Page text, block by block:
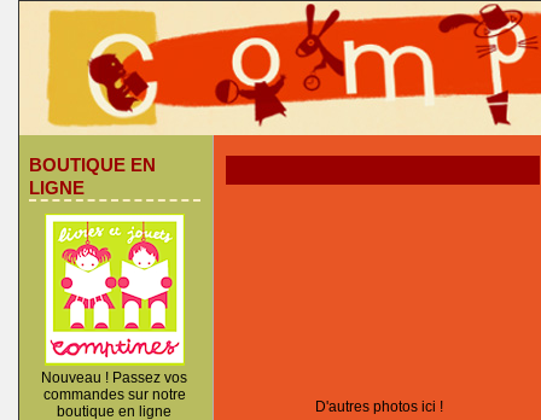
BOUTIQUE EN
LIGNE
Nouveau ! Passez vos
commandes sur notre
boutique en ligne
D'autres photos ici !